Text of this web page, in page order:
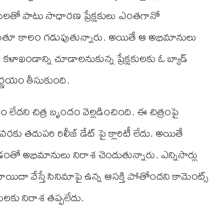
పాటు సాధారణ ప్రేక్షకులు ఎంతగానో
కాలం గడుపుతున్నారు. అయితే ఆ అభిమానులు
చూడాలనుకున్న ప్రేక్షకులకు ఓ బ్యాడ్
తీసుకుంది.
చిత్ర బృందం వెల్లడించింది. ఈ చిత్రంపై
తదుపరి రిలీజ్ డేట్ పై క్లారిటీ లేదు. అయితే
అభిమానులు నిరాశ చెందుతున్నారు. ఎన్నిసార్లు
వేస్తే సినిమాపై ఉన్న ఆసక్తి పోతోందని కామెంట్స్
నిరాశ తప్పలేదు.